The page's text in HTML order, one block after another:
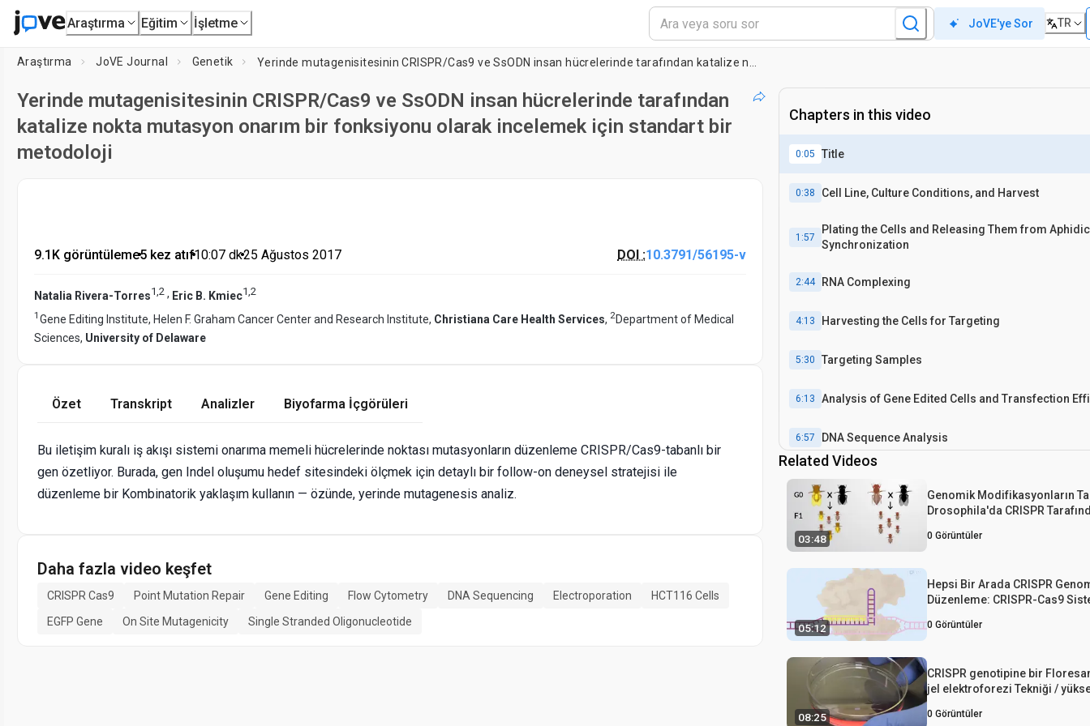
Araştırma Eğitim İşletme JoVE'ye Sor TR
Araştırma JoVE Journal Genetik
Yerinde mutagenisitesinin CRISPR/Cas9 ve SsODN insan hücrelerinde tarafından
katalize nokta mutasyon onarım bir fonksiyonu olarak incelemek için standart bir
metodoloji
9.1K görüntüleme•5 kez atıf•10:07 dk•25 Ağustos 2017 DOI :10.3791/56195-v
Natalia Rivera-Torres1,2 , Eric B. Kmiec1,2
1 Gene Editing Institute, Helen F. Graham Cancer Center and Research Institute, Christiana Care Health Services, 2Department of Medical
Sciences, University of Delaware
Özet Transkript Analizler Biyofarma İçgörüleri
Bu iletişim kuralı iş akışı sistemi onarıma memeli hücrelerinde noktası mutasyonların düzenleme CRISPR/Cas9-tabanlı bir
gen özetliyor. Burada, gen Indel oluşumu hedef sitesindeki ölçmek için detaylı bir follow-on deneysel stratejisi ile
düzenleme bir Kombinatorik yaklaşım kullanın — özünde, yerinde mutagenesis analiz.
Daha fazla video keşfet
CRISPR Cas9 Point Mutation Repair Gene Editing Flow Cytometry DNA Sequencing Electroporation
HCT116 Cells
EGFP Gene
On Site Mutagenicity Single Stranded Oligonucleotide
Chapters in this video
0:05 Title
0:38 Cell Line, Culture Conditions, and Harvest
1:57
Plating the Cells and Releasing Them from
Synchronization
2:44 RNA Complexing
4:13 Harvesting the Cells for Targeting
5:30 Targeting Samples
6:13 Analysis of Gene Edited Cells and Transfection
6:57 DNA Sequence Analysis
7:56 Results: Effective Point Mutation Repair
9:41 Conclusion
Related Videos
03:48
Genomik Modifikasyonların
Drosophila'da CRISPR
0 Görüntüler
05:12
Hepsi Bir Arada CRISPR
Düzenleme: CRISPR-Cas9
Homoloji Odaklı Onarım
0 Görüntüler
08:25
CRISPR genotipine bir
jel elektroforezi Tekniği /
bir Format Nakavt Mutants
0 Görüntüler